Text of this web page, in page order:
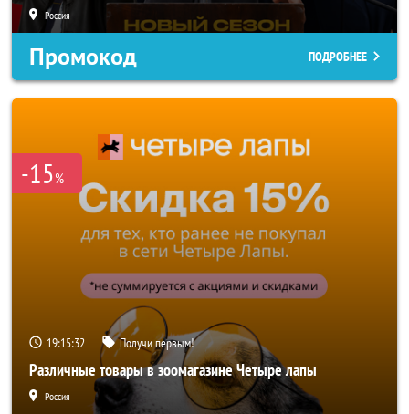
Россия
Промокод ПОДРОБНЕЕ
-15%
19:15:29 Получи первым!
Различные товары в зоомагазине Четыре лапы
Россия